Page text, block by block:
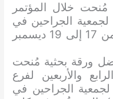
خلال المؤتمر
لجمعية الجراحين في
الهند (ASICON 2021)، من 17 إلى 19 ديسمبر
ورقة بحثية مُنحت
والأربعين لفرع
لجمعية الجراحين في